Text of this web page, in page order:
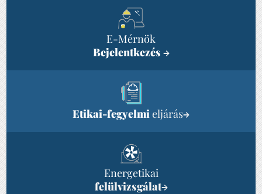
E-Mérnök
Bejelentkezés →
Etikai-fegyelmi eljárás→
Energetikai
felülvizsgálat→